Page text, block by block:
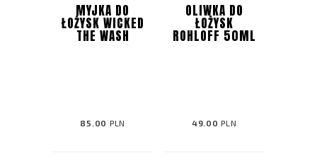
MYJKA DO
ŁOŻYSK WICKED
THE WASH
85.00 PLN
OLIWKA DO
ŁOŻYSK
ROHLOFF 50ML
49.00 PLN